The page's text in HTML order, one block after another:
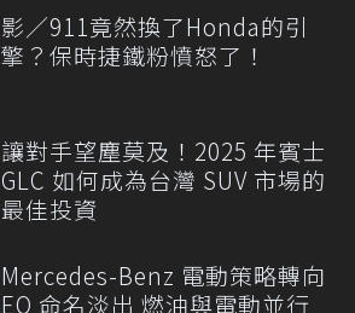
影／911竟然換了Honda的引
擎？保時捷鐵粉憤怒了！
讓對手望塵莫及！2025 年賓士
GLC 如何成為台灣 SUV 市場的
最佳投資
Mercedes-Benz 電動策略轉向
EQ 命名淡出 燃油與電動並行